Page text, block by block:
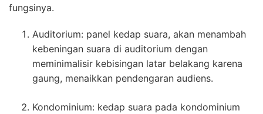
fungsinya.
Auditorium: panel kedap suara, akan menambah
kebeningan suara di auditorium dengan
meminimalisir kebisingan latar belakang karena
gaung, menaikkan pendengaran audiens.
Kondominium: kedap suara pada kondominium